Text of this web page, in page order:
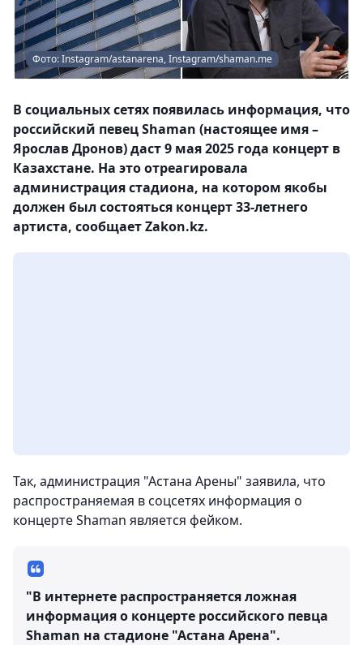
Фото: Instagram/astanarena, Instagram/shaman.me
В социальных сетях появилась информация, что
российский певец Shaman (настоящее имя –
Ярослав Дронов) даст 9 мая 2025 года концерт в
Казахстане. На это отреагировала
администрация стадиона, на котором якобы
должен был состояться концерт 33-летнего
артиста, сообщает Zakon.kz.
Так, администрация "Астана Арены" заявила, что
распространяемая в соцсетях информация о
концерте Shaman является фейком.
"В интернете распространяется ложная
информация о концерте российского певца
Shaman на стадионе "Астана Арена".